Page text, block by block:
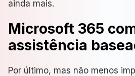
ainda mais.
Microsoft 365
assistência
Por último, mas não menos